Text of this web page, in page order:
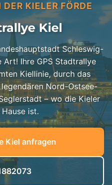
KIELER FÖRDE
Kiel
Schleswig-
Ihre GPS Stadtrallye
Kiellinie, durch das
Nord-Ostsee-
– wo die Kieler
ist.
Kiel anfragen